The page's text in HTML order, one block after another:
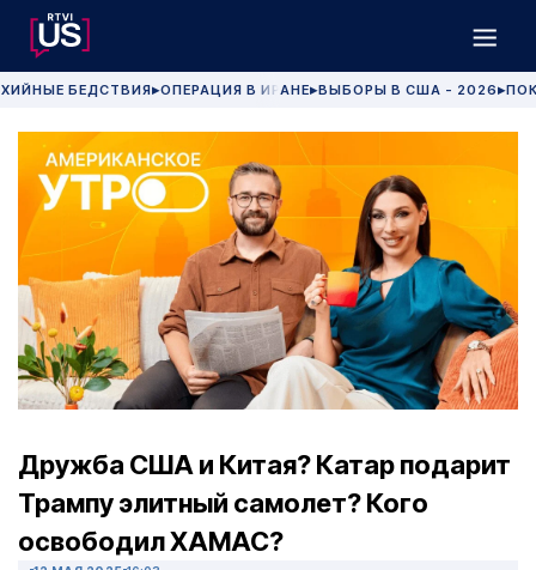
БЕДСТВИЯ▶ОПЕРАЦИЯ В ИРАНЕ▶ВЫБОРЫ В США - 2026 ▶
Дружба США и Китая? Катар подарит
Трампу элитный самолет? Кого
освободил ХАМАС?